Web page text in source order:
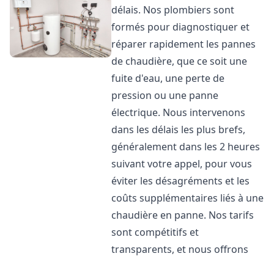
délais. Nos plombiers sont
formés pour diagnostiquer et
réparer rapidement les pannes
de chaudière, que ce soit une
fuite d'eau, une perte de
pression ou une panne
électrique. Nous intervenons
dans les délais les plus brefs,
généralement dans les 2 heures
suivant votre appel, pour vous
éviter les désagréments et les
coûts supplémentaires liés à une
chaudière en panne. Nos tarifs
sont compétitifs et
transparents, et nous offrons